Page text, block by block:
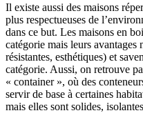
Il existe aussi des maisons
plus respectueuses de
dans ce but. Les maisons en
catégorie mais leurs avantages
résistantes, esthétiques) et
catégorie. Aussi, on retrouve
« container », où des
servir de base à certaines
mais elles sont solides,